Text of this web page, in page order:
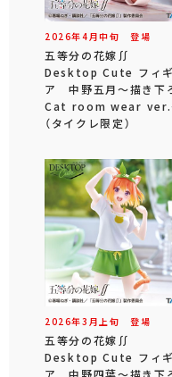
2026年4 月中旬 登場
五等分の花嫁∬
Desktop Cute フィ
ア 中野五月～描き下
Cat room wear ver.
（タイクレ限定）
2026年3 月 上旬 登場
五等分の花嫁∬
Desktop Cute フィ